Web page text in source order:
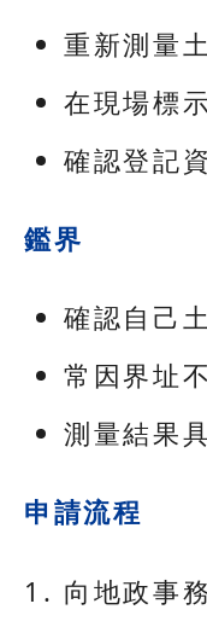
重新測量
在現場標
確認登記
鑑界
確認自己
常因界址
測量結果
申請流程
向地政事